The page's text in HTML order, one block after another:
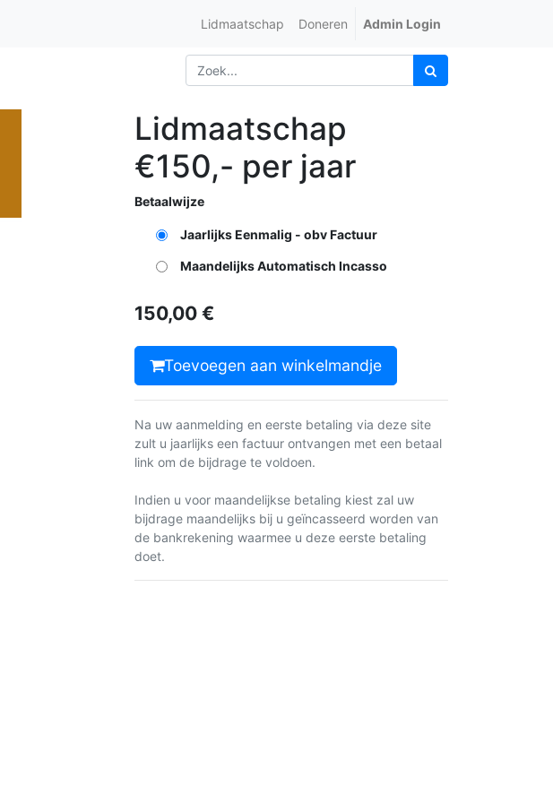
Lidmaatschap Doneren Admin Login
Lidmaatschap
€150,- per jaar
Betaalwijze
Jaarlijks Eenmalig - obv Factuur
Maandelijks Automatisch Incasso
150,00 €
Toevoegen aan winkelmandje
Na uw aanmelding en eerste betaling via deze site
zult u jaarlijks een factuur ontvangen met een betaal
link om de bijdrage te voldoen.
Indien u voor maandelijkse betaling kiest zal uw
bijdrage maandelijks bij u geïncasseerd worden van
de bankrekening waarmee u deze eerste betaling
doet.